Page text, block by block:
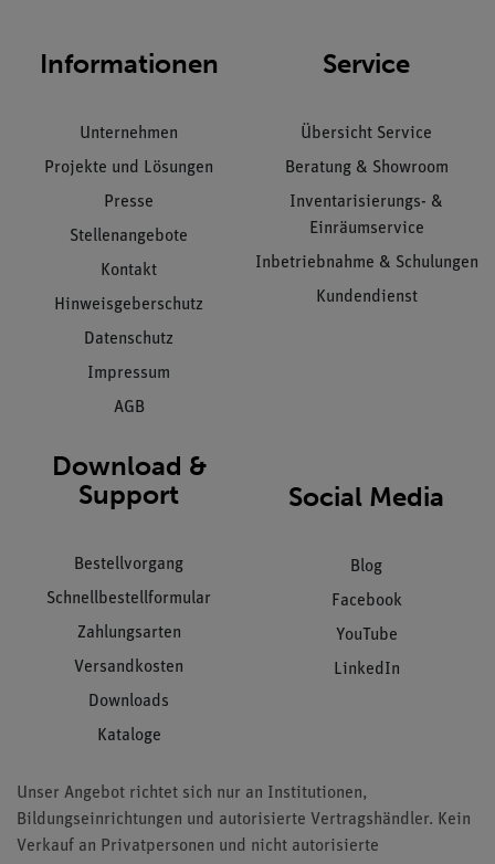
Informationen
Unternehmen
Projekte und Lösungen
Presse
Stellenangebote
Kontakt
Hinweisgeberschutz
Datenschutz
Impressum
AGB
Service
Übersicht Service
Beratung & Showroom
Inventarisierungs- &
Einräumservice
Inbetriebnahme & Schulungen
Kundendienst
Download &
Support
Bestellvorgang
Schnellbestellformular
Zahlungsarten
Versandkosten
Downloads
Kataloge
Social Media
Blog
Facebook
YouTube
LinkedIn
Unser Angebot richtet sich nur an Institutionen,
Bildungseinrichtungen und autorisierte Vertragshändler. Kein
Verkauf an Privatpersonen und nicht autorisierte